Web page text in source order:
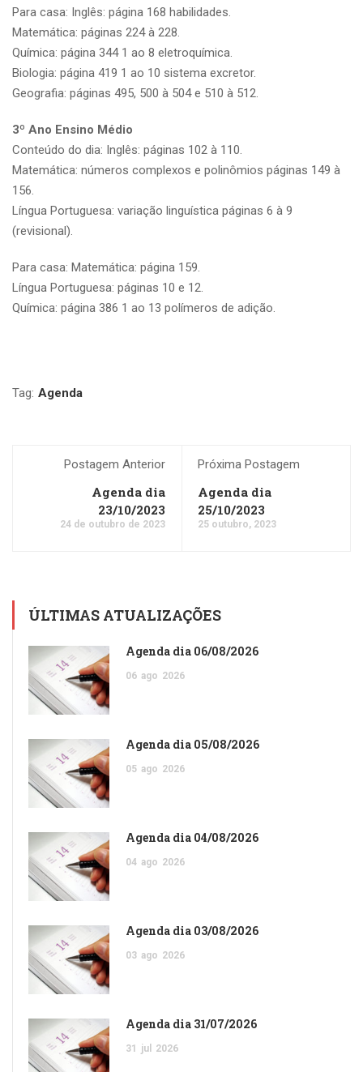
Para casa: Inglês: página 168 habilidades.
Matemática: páginas 224 à 228.
Química: página 344 1 ao 8 eletroquímica.
Biologia: página 419 1 ao 10 sistema excretor.
Geografia: páginas 495, 500 à 504 e 510 à 512.
3º Ano Ensino Médio
Conteúdo do dia: Inglês: páginas 102 à 110.
Matemática: números complexos e polinômios páginas 149 à
156.
Língua Portuguesa: variação linguística páginas 6 à 9
(revisional).
Para casa: Matemática: página 159.
Língua Portuguesa: páginas 10 e 12.
Química: página 386 1 ao 13 polímeros de adição.
Tag: Agenda
Postagem Anterior
Agenda dia
23/10/2023
24 de outubro de 2023
Próxima Postagem
Agenda dia
25/10/2023
25 outubro, 2023
ÚLTIMAS ATUALIZAÇÕES
Agenda dia 06/08/2026
06 ago 2026
Agenda dia 05/08/2026
05 ago 2026
Agenda dia 04/08/2026
04 ago 2026
Agenda dia 03/08/2026
03 ago 2026
Agenda dia 31/07/2026
31 jul 2026